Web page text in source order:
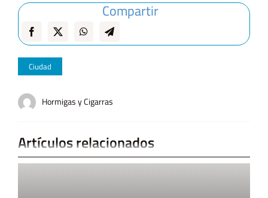
Compartir
Ciudad
Hormigas y Cigarras
Artículos relacionados